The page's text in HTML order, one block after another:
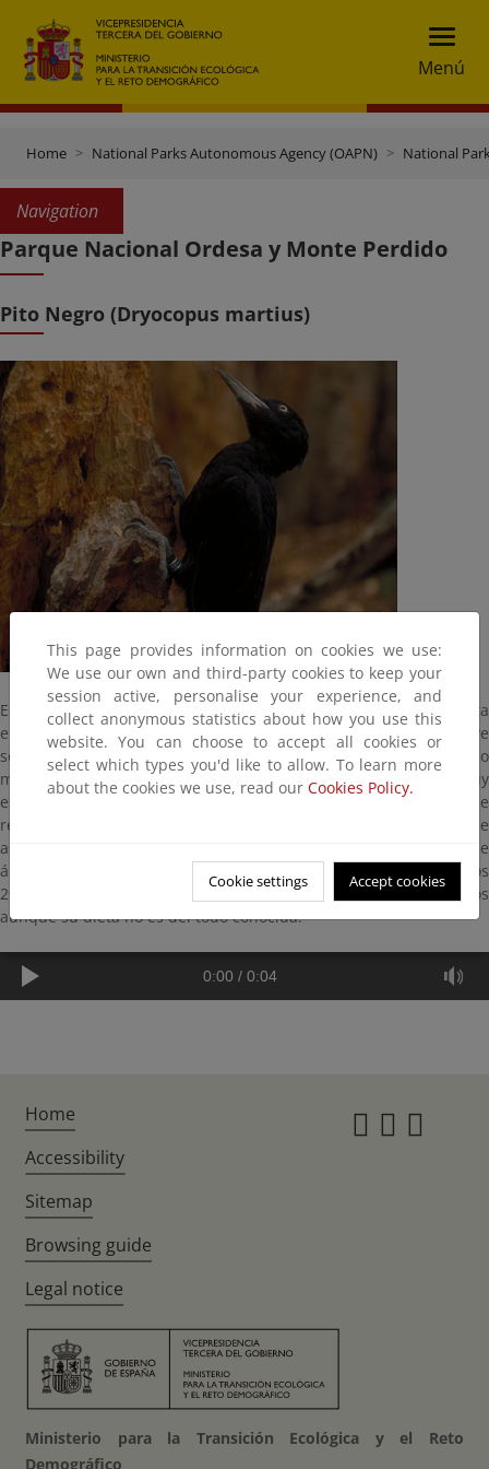
Menú
Home National Parks Autonomous Agency (OAPN) National
Navigation
Parque Nacional Ordesa y Monte Perdido
Pito Negro (Dryocopus martius)
Es el mayor de los picos españoles. Mide 46 centímetros y habita
en viejos bosques de las montañas cántabro-pirenaicas. Vive
solitario en los bosques más retirados de coníferas, frondosas o
mixtos. Es difícil verlo por que tiene un territorio de campeo muy
extenso; sin embargo su actividad en la búsqueda de larvas se
reconoce por la existencia, al pie de tocones, de gran cantidad de
astillas en el suelo. Cría de abril a junio en grandes agujeros de
árboles, muchas veces a gran altura y con diámetro próximo a los
20 centímetros. Se alimenta de hormigas y larvas de coleópteros
aunque su dieta no es del todo conocida.
0:00 / 0:04
This page provides information on cookies we use:
We use our own and third-party cookies to keep your
session active, personalise your experience, and
collect anonymous statistics about how you use this
website. You can choose to accept all cookies or
select which types you'd like to allow. To learn more
about the cookies we use, read our Cookies Policy.
Cookie settings Accept cookies
Home
Accessibility
Sitemap
Browsing guide
Legal notice
Ministerio para la Transición Ecológica y el Reto
Demográfico